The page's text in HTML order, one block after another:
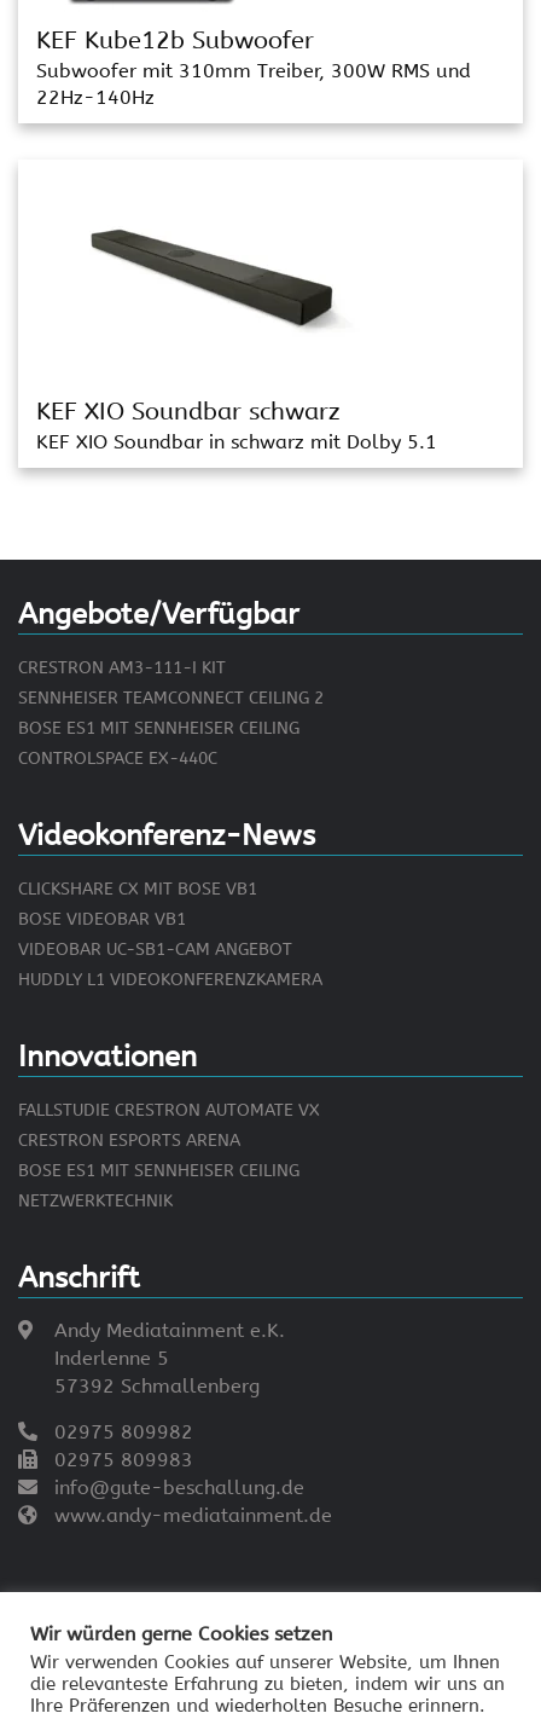
KEF Kube12b Subwoofer
Subwoofer mit 310mm Treiber, 300W RMS und
22Hz-140Hz
KEF XIO Soundbar schwarz
KEF XIO Soundbar in schwarz mit Dolby 5.1
Anschrift
Andy Mediatainment e.K.
Inderlenne 5
57392 Schmallenberg
02975 809982
02975 809983
info@gute-beschallung.de
www.andy-mediatainment.de
Angebote/Verfügbar
Videokonferenz-News
Innovationen
CRESTRON AM3-111-I KIT
SENNHEISER TEAMCONNECT CEILING 2
BOSE ES1 MIT SENNHEISER CEILING
CONTROLSPACE EX-440C
CLICKSHARE CX MIT BOSE VB1
BOSE VIDEOBAR VB1
VIDEOBAR UC-SB1-CAM ANGEBOT
HUDDLY L1 VIDEOKONFERENZKAMERA
FALLSTUDIE CRESTRON AUTOMATE VX
CRESTRON ESPORTS ARENA
BOSE ES1 MIT SENNHEISER CEILING
NETZWERKTECHNIK
© 2026 - Andy Mediatainment
Wir würden gerne Cookies setzen
Wir verwenden Cookies auf unserer Website, um Ihnen
die relevanteste Erfahrung zu bieten, indem wir uns an
Ihre Präferenzen und wiederholten Besuche erinnern.